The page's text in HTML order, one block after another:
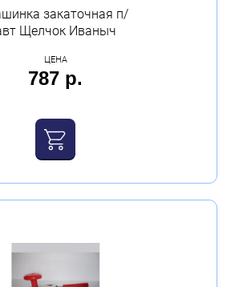
закаточная п/
Щелчок Иваныч
ЦЕНА
787 р.